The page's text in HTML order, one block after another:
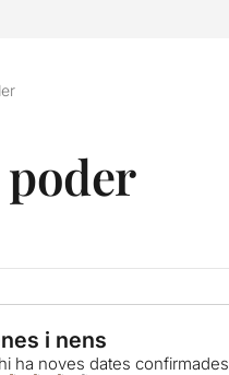
poder
i nens
ha noves dates confirmades